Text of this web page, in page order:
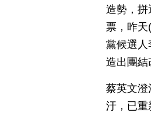
造勢，拼
票，昨
黨候選人
造出團結
蔡英文澄
汙，已重